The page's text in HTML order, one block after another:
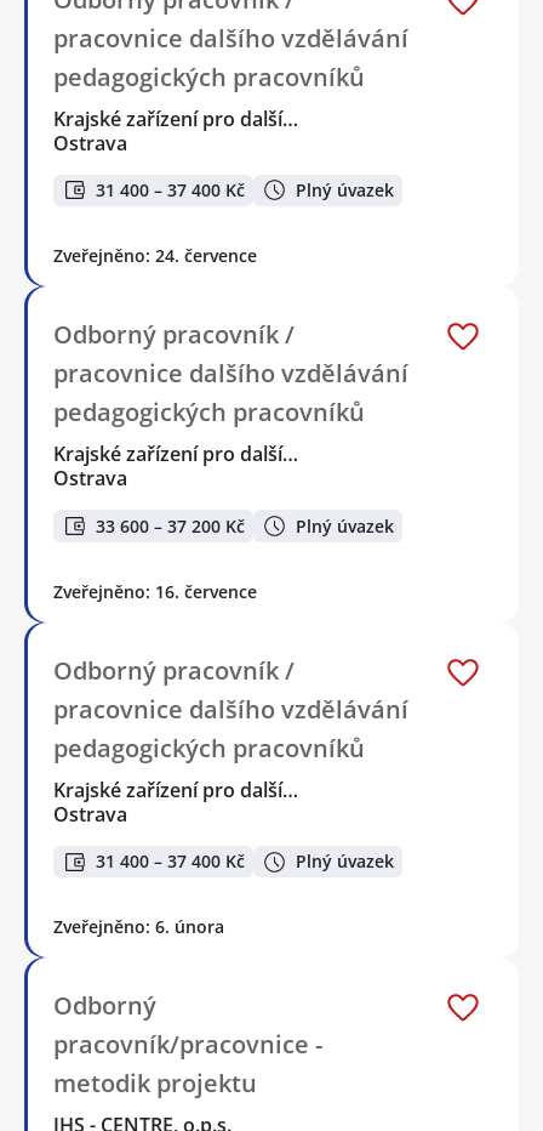
pracovnice dalšího vzdělávání
pedagogických pracovníků
Krajské zařízení pro další…
Ostrava
31 400 – 37 400 Kč Plný úvazek
Zveřejněno: 24. července
Odborný pracovník /
pracovnice dalšího vzdělávání
pedagogických pracovníků
Krajské zařízení pro další…
Ostrava
33 600 – 37 200 Kč Plný úvazek
Zveřejněno: 16. července
Odborný pracovník /
pracovnice dalšího vzdělávání
pedagogických pracovníků
Krajské zařízení pro další…
Ostrava
31 400 – 37 400 Kč Plný úvazek
Zveřejněno: 6. února
Odborný
pracovník/pracovnice -
metodik projektu
JHS - CENTRE, o.p.s.